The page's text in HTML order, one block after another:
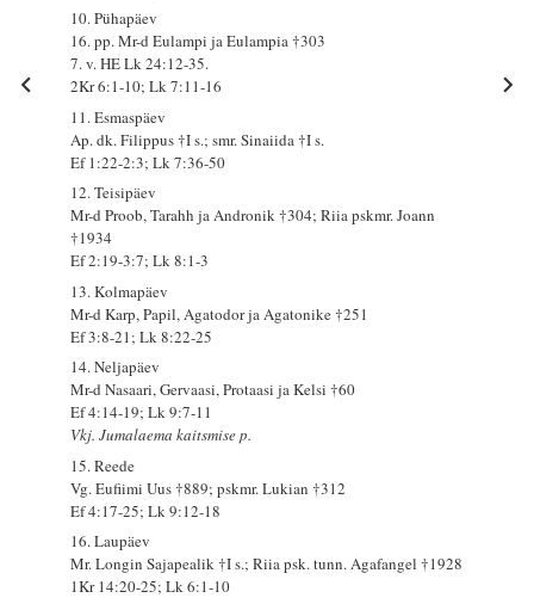
10. Pühapäev
16. pp. Mr-d Eulampi ja Eulampia †303
7. v. HE Lk 24:12-35.
2Kr 6:1-10; Lk 7:11-16
11. Esmaspäev
Ap. dk. Filippus †I s.; smr. Sinaiida †I s.
Ef 1:22-2:3; Lk 7:36-50
12. Teisipäev
Mr-d Proob, Tarahh ja Andronik †304; Riia pskmr. Joann
†1934
Ef 2:19-3:7; Lk 8:1-3
13. Kolmapäev
Mr-d Karp, Papil, Agatodor ja Agatonike †251
Ef 3:8-21; Lk 8:22-25
14. Neljapäev
Mr-d Nasaari, Gervaasi, Protaasi ja Kelsi †60
Ef 4:14-19; Lk 9:7-11
Vkj. Jumalaema kaitsmise p.
15. Reede
Vg. Eufiimi Uus †889; pskmr. Lukian †312
Ef 4:17-25; Lk 9:12-18
16. Laupäev
Mr. Longin Sajapealik †I s.; Riia psk. tunn. Agafangel †1928
1Kr 14:20-25; Lk 6:1-10